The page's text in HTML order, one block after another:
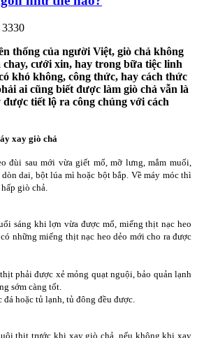
3330
thống của người Việt, giò chả không
cưới xin, hay trong bữa tiệc linh
khó không, công thức, hay cách thức
ai cũng biết được làm giò chả vẫn là
tiết lộ ra công chúng với cách
xay giò chả
đùi sau mới vừa giết mổ, mỡ lưng, mắm muối,
dai, bột lúa mì hoặc bột bắp. Về máy móc thì
giò chả.
sáng khi lợn vừa được mổ, miếng thịt nạc heo
những miếng thịt nạc heo dẻo mới cho ra được
phải được xẻ mỏng quạt nguội, bảo quản lạnh
sớm càng tốt.
hoặc tủ lạnh, tủ đông đều được.
thịt trước khi xay giò chả, nếu không khi xay